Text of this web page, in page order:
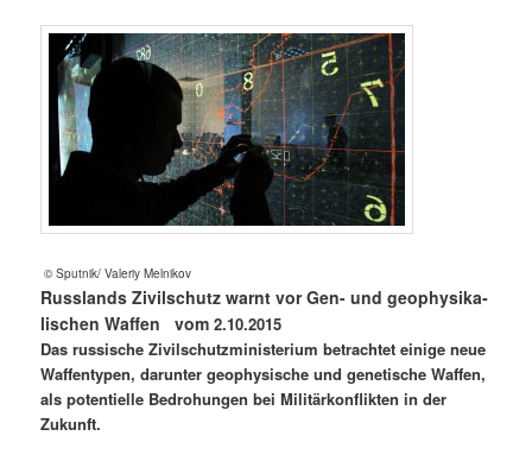
© Sputnik/ Vale­riy Melnikov
Russ­lands Zivil­schutz warnt vor Gen- und geo­phy­si­ka­
li­schen Waf­fen vom 2.10.2015
Das rus­si­sche Zivil­schutz­mi­nis­te­ri­um betrach­tet eini­ge neue
Waf­fen­ty­pen, dar­un­ter geo­phy­si­sche und gene­ti­sche Waf­fen,
als poten­ti­el­le Bedro­hun­gen bei Mili­tär­kon­flik­ten in der
Zukunft.